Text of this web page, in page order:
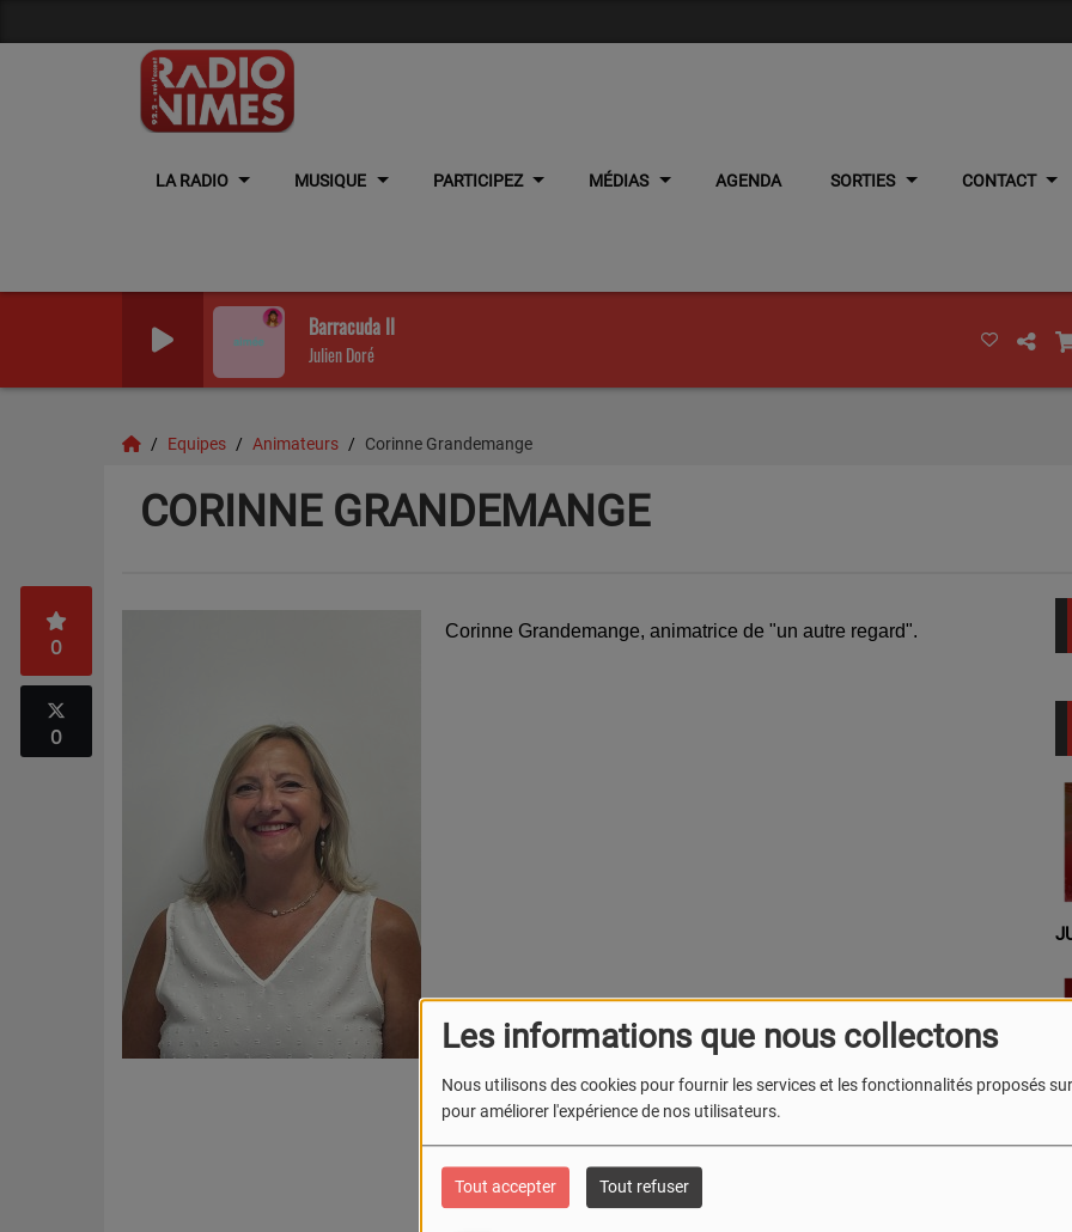
Les informations que nous collectons
Nous utilisons des cookies pour fournir les services et les fonctionnalités proposés
pour améliorer l'expérience de nos utilisateurs.
Tout accepter Tout refuser
LA RADIO MUSIQUE PARTICIPEZ MÉDIAS AGENDA SORTIES CONTACT
Barracuda II
Julien Doré
Equipes Animateurs Corinne Grandemange
CORINNE GRANDEMANGE
0
0
Corinne Grandemange, animatrice de "un autre regard".